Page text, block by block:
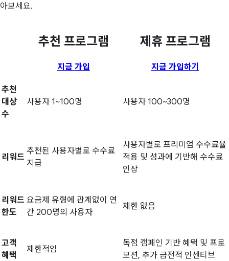
아보세요.
추천 프로그램
지금 가입
제휴 프로그램
지금 가입하기
추천
대상
수
사용자 1~100명 사용자 100~300명
리워드
추천된 사용자별로 수수료
지급
사용자별로 프리미엄 수수료율
적용 및 성과에 기반해 수수료
인상
리워드
한도
요금제 유형에 관계없이 연
간 200명의 사용자
제한 없음
고객
혜택
제한적임
독점 캠페인 기반 혜택 및 프로
모션, 추가 금전적 인센티브